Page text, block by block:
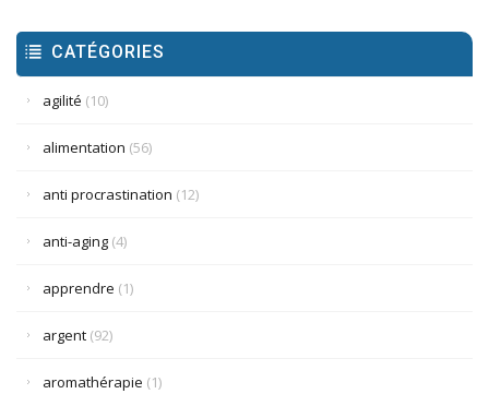
CATÉGORIES
agilité (10)
alimentation (56)
anti procrastination (12)
anti-aging (4)
apprendre (1)
argent (92)
aromathérapie (1)